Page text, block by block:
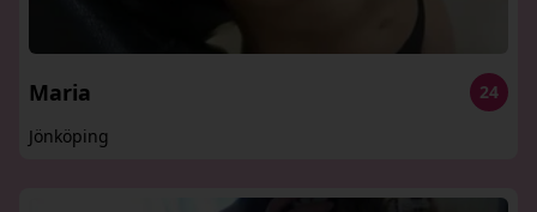
Maria
24
Jönköping